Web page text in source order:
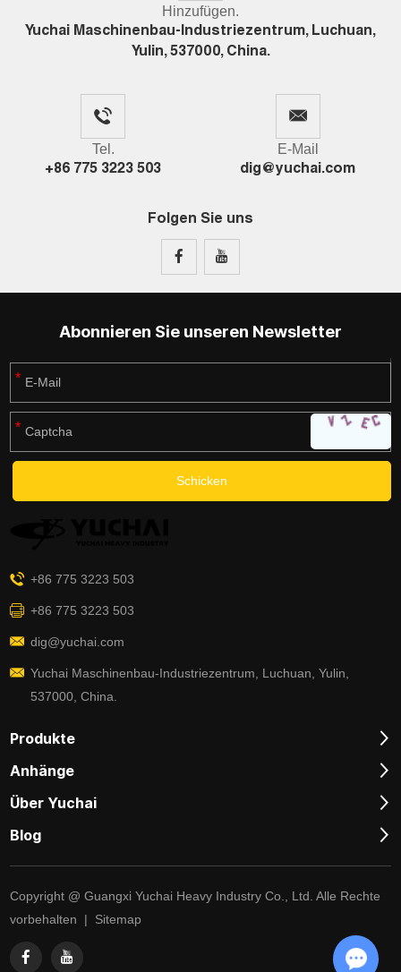
Hinzufügen.
Yuchai Maschinenbau-Industriezentrum, Luchuan,
Yulin, 537000, China.
Tel.
+86 775 3223 503
E-Mail
dig@yuchai.com
Folgen Sie uns
Abonnieren Sie unseren Newsletter
+86 775 3223 503
+86 775 3223 503
dig@yuchai.com
Yuchai Maschinenbau-Industriezentrum, Luchuan, Yulin,
537000, China.
Produkte
Anhänge
Über Yuchai
Blog
Copyright @ Guangxi Yuchai Heavy Industry Co., Ltd. Alle Rechte
vorbehalten | Sitemap